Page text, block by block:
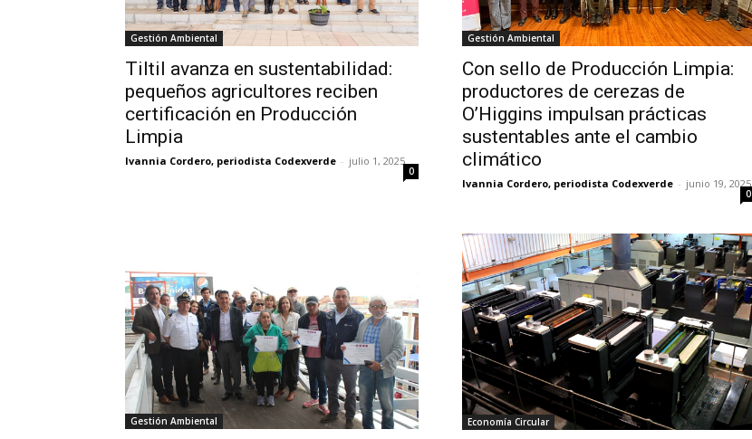
Gestión Ambiental
Tiltil avanza en sustentabilidad:
pequeños agricultores reciben
certificación en Producción
Limpia
Ivannia Cordero, periodista Codexverde - julio 1, 2025
0
Gestión Ambiental
Con sello de Producción Limpia:
productores de cerezas de
O’Higgins impulsan prácticas
sustentables ante el cambio
climático
Ivannia Cordero, periodista Codexverde - junio 19, 2025
0
Gestión Ambiental Economía Circular